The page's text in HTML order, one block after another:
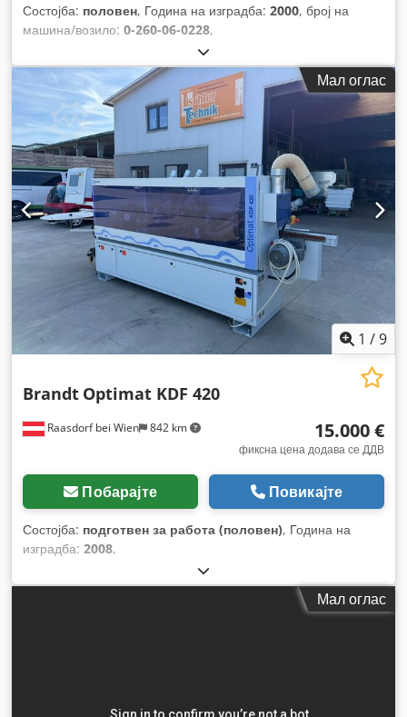
Состојба: половен, Година на изградба: 2000, број на
машина/возило: 0-260-06-0228,
Мал оглас
1 /9
Raasdorf bei Wien 842 km
Brandt Optimat KDF 420
15.000 €
фиксна цена додава се ДДВ
Побарајте Повикајте
Состојба: подготвен за работа (половен), Година на
изградба: 2008,
Мал оглас